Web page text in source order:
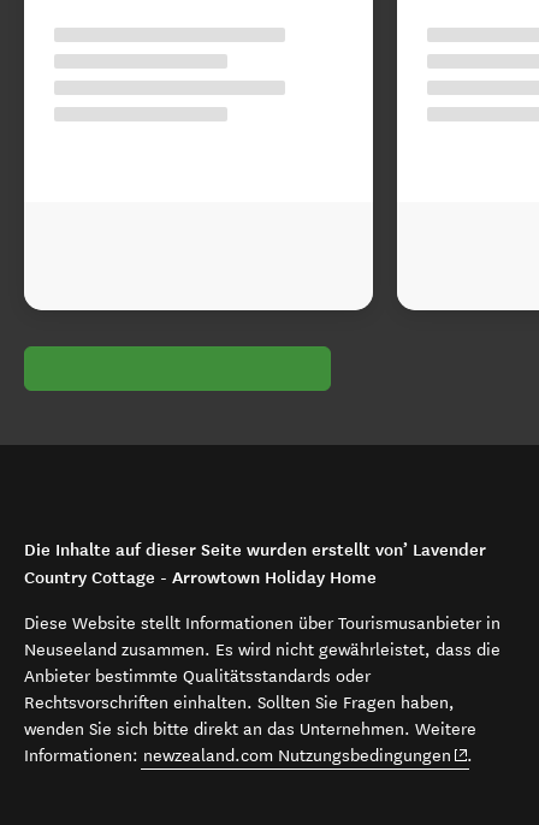
Die Inhalte auf dieser Seite wurden erstellt von’ Lavender
Country Cottage - Arrowtown Holiday Home
Diese Website stellt Informationen über Tourismusanbieter in
Neuseeland zusammen. Es wird nicht gewährleistet, dass die
Anbieter bestimmte Qualitätsstandards oder
Rechtsvorschriften einhalten. Sollten Sie Fragen haben,
wenden Sie sich bitte direkt an das Unternehmen. Weitere
Informationen: newzealand.com Nutzungsbedingungen (opens in
.